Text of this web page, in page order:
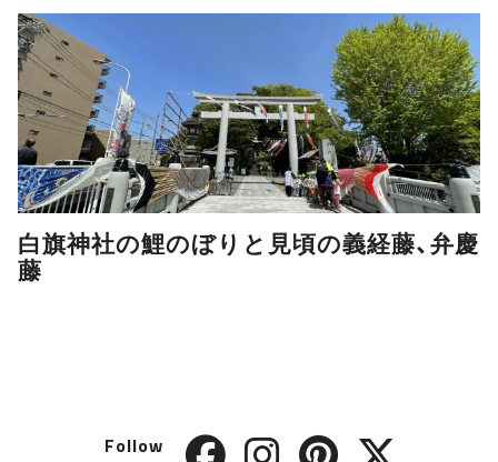
白旗神社の鯉のぼりと見頃の義経藤、弁慶
藤
Follow